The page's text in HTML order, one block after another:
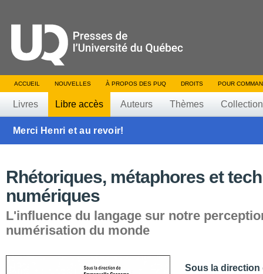
ACCUEIL NOUVELLES À PROPOS DES PUQ DROITS POUR
Livres Libre accès Auteurs Thèmes
Merci Henri et au revoir!
Rhétoriques, métaphores et
numériques
L'influence du langage sur notre
numérisation du monde
Sous la direction